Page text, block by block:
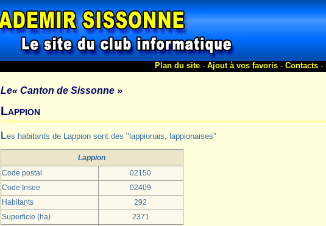
Plan du site- Ajout à vos favoris- Contacts-
Le« Canton de Sissonne »
Lappion
Les habitants de Lappion sont des "lappionais, lappionaises"
Lappion
Code postal
02150
Code Insee
02409
Habitants
292
Superficie (ha)
2371